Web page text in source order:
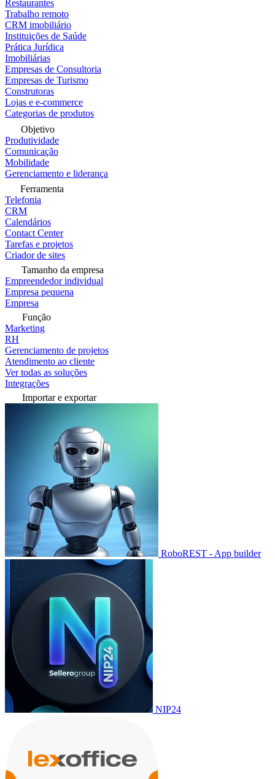
Restaurantes
Trabalho remoto
CRM imobiliário
Instituições de Saúde
Prática Jurídica
Imobiliárias
Empresas de Consultoria
Empresas de Turismo
Construtoras
Lojas e e-commerce
Categorias de produtos
Objetivo
Produtividade
Comunicação
Mobilidade
Gerenciamento e liderança
Ferramenta
Telefonia
CRM
Calendários
Contact Center
Tarefas e projetos
Criador de sites
Tamanho da empresa
Empreendedor individual
Empresa pequena
Empresa
Função
Marketing
RH
Gerenciamento de projetos
Atendimento ao cliente
Ver todas as soluções
Integrações
Importar e exportar
RoboREST - App builder
NIP24